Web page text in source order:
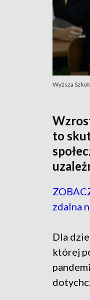
Wyższa
to
zdalna
Dla
której